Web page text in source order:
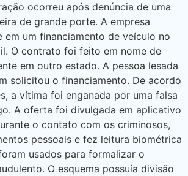
ocorreu após denúncia de uma
de grande porte. A empresa
em um financiamento de veículo no
O contrato foi feito em nome de
em outro estado. A pessoa lesada
solicitou o financiamento. De acordo
a vítima foi enganada por uma falsa
A oferta foi divulgada em aplicativo
o contato com os criminosos,
pessoais e fez leitura biométrica
usados para formalizar o
O esquema possuía divisão